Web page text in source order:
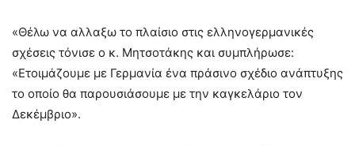
«Θέλω να αλλαξω το πλαίσιο στις ελληνογερμανικές
σχέσεις τόνισε ο κ. Μητσοτάκης και συμπλήρωσε:
«Ετοιμάζουμε με Γερμανία ένα πράσινο σχέδιο ανάπτυξης
το οποίο θα παρουσιάσουμε με την καγκελάριο τον
Δεκέμβριο».